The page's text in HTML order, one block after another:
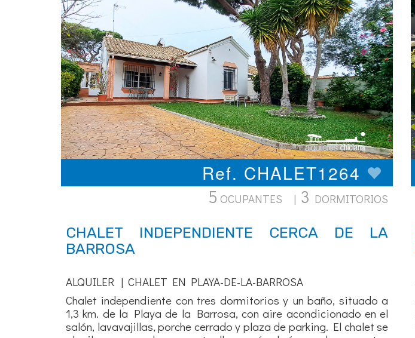
Ref. CHALET1264
5 OCUPANTES | 3 DORMITORIOS
CHALET INDEPENDIENTE CERCA DE LA
BARROSA
ALQUILER | CHALET EN PLAYA-DE-LA-BARROSA
Chalet independiente con tres dormitorios y un baño, situado a
1,3 km. de la Playa de la Barrosa, con aire acondicionado en el
salón, lavavajillas, porche cerrado y plaza de parking. El chalet se